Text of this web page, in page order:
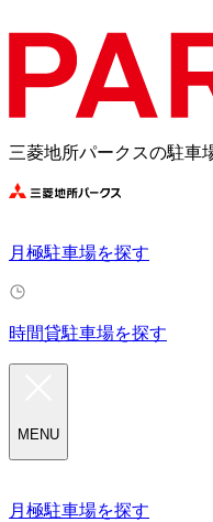
三菱地所パークスの駐車
月極駐車場を探す
時間貸駐車場を探す
MENU
月極駐車場を探す